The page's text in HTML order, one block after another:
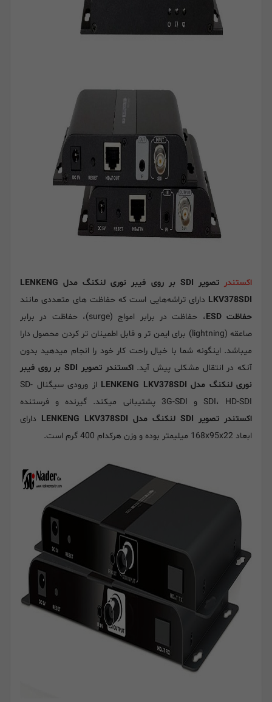
اکستندر
تصویر SDI بر روی فیبر نوری لنکنگ مدل LENKENG
LKV378SDI دارای تراشه‌هایی است که حفاظت های متعددی مانند
حفاظت ESD
، حفاظت در برابر امواج (surge)، حفاظت در برابر
صاعقه (lightning) برای ایمن تر و قابل اطمینان تر کردن محصول دارا
میباشد. اینگونه شما با خیال راحت کار خود را انجام میدهید بدون
آنکه در انتقال مشکلی پیش آید.
اکستندر تصویر SDI بر روی فیبر
نوری لنکنگ مدل LENKENG LKV378SDI
از ورودی سیگنال SD-
SDI، HD-SDI و 3G-SDI پشتیبانی میکند. گیرنده و فرستنده
اکستندر تصویر SDI لنکنگ مدل LENKENG LKV378SDI
دارای
ابعاد 168x95x22 میلیمتر بوده و وزن هرکدام 400 گرم است.